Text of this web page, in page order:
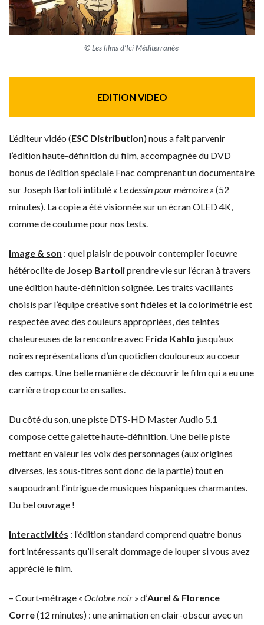
© Les films d’Ici Méditerranée
EDITION VIDEO
L’éditeur vidéo (ESC Distribution) nous a fait parvenir
l’édition haute-définition du film, accompagnée du DVD
bonus de l’édition spéciale Fnac comprenant un documentaire
sur Joseph Bartoli intitulé « Le dessin pour mémoire » (52
minutes). La copie a été visionnée sur un écran OLED 4K,
comme de coutume pour nos tests.
Image & son : quel plaisir de pouvoir contempler l’oeuvre
hétéroclite de Josep Bartoliprendre vie sur l’écran à travers
une édition haute-définition soignée. Les traits vacillants
choisis par l’équipe créative sont fidèles et la colorimétrie est
respectée avec des couleurs appropriées, des teintes
chaleureuses de la rencontre avec Frida Kahlo jusqu’aux
noires représentations d’un quotidien douloureux au coeur
des camps. Une belle manière de découvrir le film qui a eu une
carrière trop courte en salles.
Du côté du son, une piste DTS-HD Master Audio 5.1
compose cette galette haute-définition. Une belle piste
mettant en valeur les voix des personnages (aux origines
diverses, les sous-titres sont donc de la partie) tout en
saupoudrant l’intrigue de musiques hispaniques charmantes.
Du bel ouvrage !
Interactivités : l’édition standard comprend quatre bonus
fort intéressants qu’il serait dommage de louper si vous avez
apprécié le film.
– Court-métrage « Octobre noir » d’Aurel & Florence
Corre(12 minutes) : une animation en clair-obscur avec un